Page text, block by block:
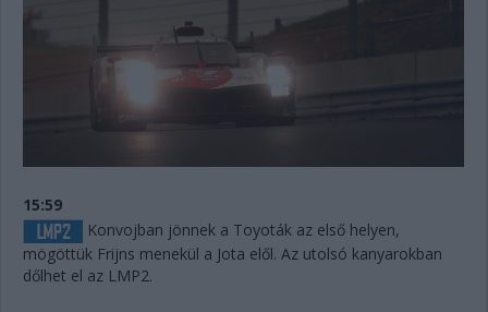
15:59
Konvojban jönnek a Toyoták az első helyen,
mögöttük Frijns menekül a Jota elől. Az utolsó kanyarokban
dőlhet el az LMP2.